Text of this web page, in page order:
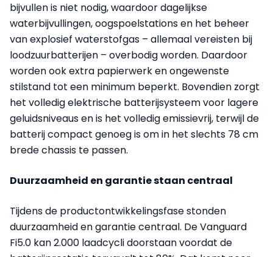
bijvullen is niet nodig, waardoor dagelijkse
waterbijvullingen, oogspoelstations en het beheer
van explosief waterstofgas – allemaal vereisten bij
loodzuurbatterijen – overbodig worden. Daardoor
worden ook extra papierwerk en ongewenste
stilstand tot een minimum beperkt. Bovendien zorgt
het volledig elektrische batterijsysteem voor lagere
geluidsniveaus en is het volledig emissievrij, terwijl de
batterij compact genoeg is om in het slechts 78 cm
brede chassis te passen.
Duurzaamheid en garantie staan centraal
Tijdens de productontwikkelingsfase stonden
duurzaamheid en garantie centraal. De Vanguard
Fi5.0 kan 2.000 laadcycli doorstaan voordat de